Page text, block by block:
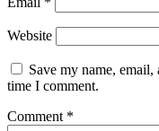
Website
Save my name,
time I comment.
Comment *